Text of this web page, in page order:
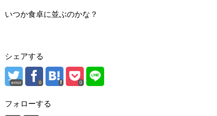
いつか食卓に並ぶのかな？
シェアする
error 0 0
フォローする